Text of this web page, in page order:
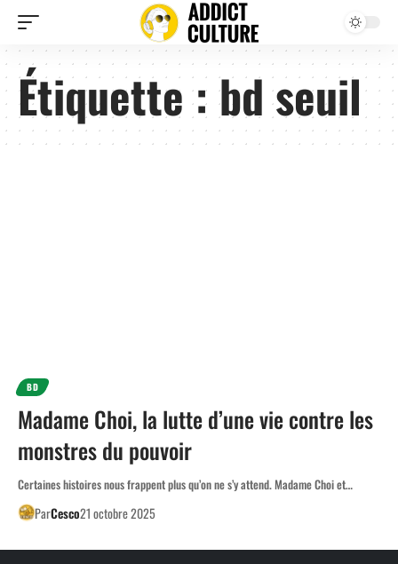
Étiquette :bd seuil
BD
Madame Choi, la lutte d’une vie contre les
monstres du pouvoir
Certaines histoires nous frappent plus qu’on ne s’y attend. Madame Choi et…
ParCesco21 octobre 2025